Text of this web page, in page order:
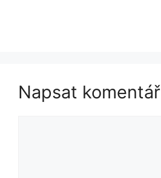
Napsat komentář